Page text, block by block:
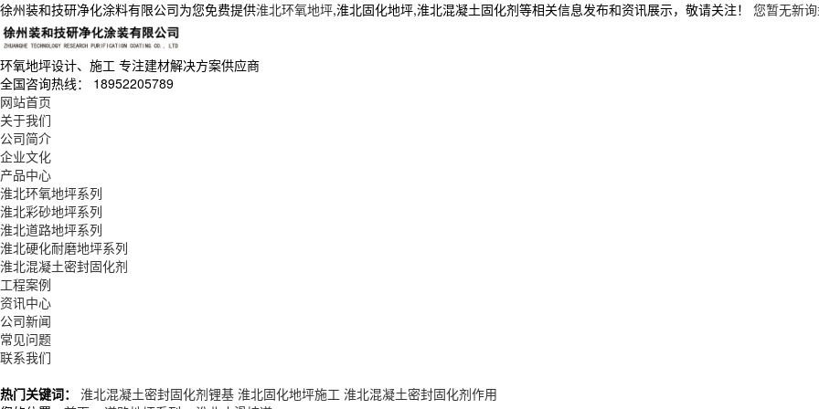
徐州装和技研净化涂料有限公司为您免费提供淮北环氧地坪,淮北固化地坪,淮北混凝土固化剂等相关信息发布和资讯展示，敬请关注！ 您暂无新
环氧地坪设计、施工 专注建材解决方案供应商
全国咨询热线： 18952205789
网站首页
关于我们
公司简介
企业文化
产品中心
淮北环氧地坪系列
淮北彩砂地坪系列
淮北道路地坪系列
淮北硬化耐磨地坪系列
淮北混凝土密封固化剂
工程案例
资讯中心
公司新闻
常见问题
联系我们
热门关键词：
淮北混凝土密封固化剂锂基 淮北固化地坪施工 淮北混凝土密封固化剂作用